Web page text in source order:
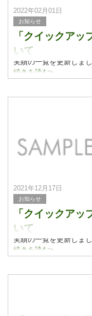
2022年02月01日
お知らせ
「クイックア
いて
実績の一覧を更新しまし
実績紹介についてはこ
続きを読む>
2021年12月17日
お知らせ
「クイックア
いて
実績の一覧を更新しまし
実績紹介についてはこ
続きを読む>